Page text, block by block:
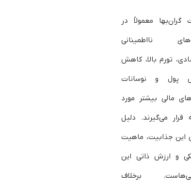
گران‌بها معمولاً در
نااطمینانی
تورم بالا، کاهش
پول و نوسانات
مالی بیشتر مورد
قرار می‌گیرند. دلیل
این جذابیت، ماهیت
و ارزش ذاتی این
برخلاف